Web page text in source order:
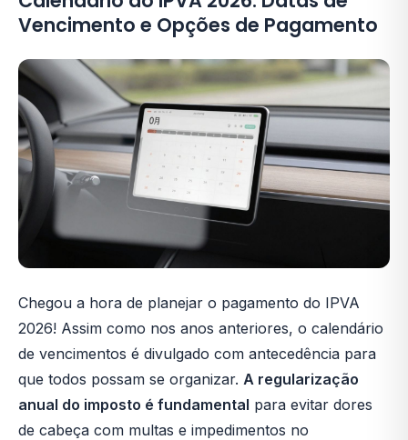
Vencimento e Opções de Pagamento
Chegou a hora de planejar o pagamento do IPVA
2026! Assim como nos anos anteriores, o calendário
de vencimentos é divulgado com antecedência para
que todos possam se organizar. A regularização
anual do imposto é fundamental para evitar dores
de cabeça com multas e impedimentos no